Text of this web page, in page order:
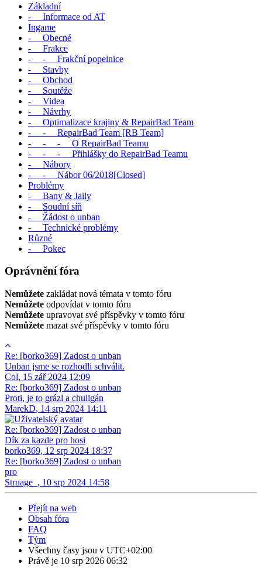
Základní
- Informace od AT
Ingame
- Obecné
- Frakce
- - Frakční popelnice
- Stavby
- Obchod
- Soutěže
- Videa
- Návrhy
- Optimalizace krajiny & RepairBad Team
- - RepairBad Team [RB Team]
- - - O RepairBad Teamu
- - - Přihlášky do RepairBad Teamu
- Nábory
- - Nábor 06/2018[Closed]
Problémy
- Bany & Jaily
- Soudní síň
- Žádost o unban
- Technické problémy
Různé
- Pokec
Oprávnění fóra
Nemůžete zakládat nová témata v tomto fóru
Nemůžete odpovídat v tomto fóru
Nemůžete upravovat své příspěvky v tomto fóru
Nemůžete mazat své příspěvky v tomto fóru
Re: [borko369] Zadost o unban
Unban jsme se rozhodli schválit.
Col, 15 zář 2024 12:09
Re: [borko369] Zadost o unban
Proti, je to grázl a chuligán
MarekD, 14 srp 2024 14:11
Re: [borko369] Zadost o unban
Dík za kazde pro hosi
borko369, 12 srp 2024 18:37
Re: [borko369] Zadost o unban
pro
Struage_ , 10 srp 2024 14:58
Přejít na web
Obsah fóra
FAQ
Tým
Všechny časy jsou v UTC+02:00
Právě je 10 srp 2026 06:32